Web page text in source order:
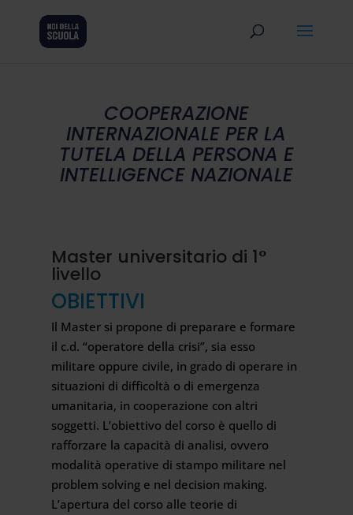
COOPERAZIONE
INTERNAZIONALE PER LA
TUTELA DELLA PERSONA E
INTELLIGENCE NAZIONALE
Master universitario di 1°
livello
OBIETTIVI
Il Master si propone di preparare e formare
il c.d. “operatore della crisi”, sia esso
militare oppure civile, in grado di operare in
situazioni di difficoltà o di emergenza
umanitaria, in cooperazione con altri
soggetti. L’obiettivo del corso è quello di
rafforzare la capacità di analisi, ovvero
modalità operative di stampo militare nel
problem solving e nel decision making.
L’apertura del corso alle teorie di